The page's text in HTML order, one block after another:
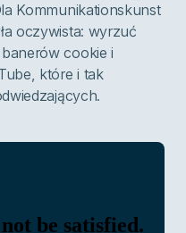
Kommunikationskunst
oczywista: wyrzuć
cookie i
które i tak